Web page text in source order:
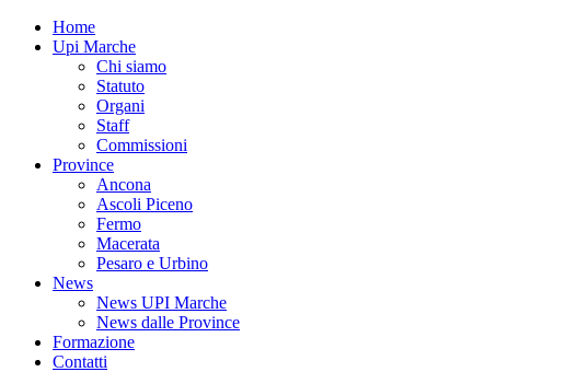
Home
Upi Marche
Chi siamo
Statuto
Organi
Staff
Commissioni
Province
Ancona
Ascoli Piceno
Fermo
Macerata
Pesaro e Urbino
News
News UPI Marche
News dalle Province
Formazione
Contatti